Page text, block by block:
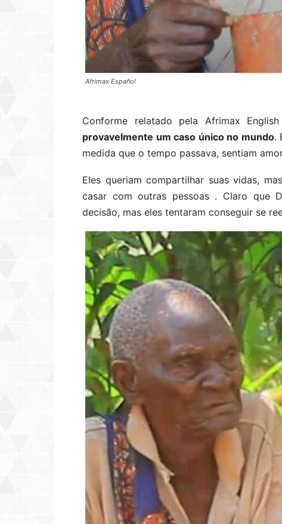
Afrimax Español
Conforme relatado pela Afrimax
provavelmente um caso único no mundo.
medida que o tempo passava, sentiam
Eles queriam compartilhar suas vidas,
casar com outras pessoas . Claro que
decisão, mas eles tentaram conseguir se